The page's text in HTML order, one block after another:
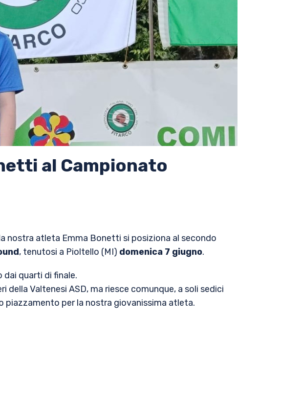
al Campionato
nostra atleta Emma Bonetti si posiziona al secondo
, tenutosi a Pioltello (MI) domenica 7 giugno.
dai quarti di finale.
Valtenesi ASD, ma riesce comunque, a soli sedici
piazzamento per la nostra giovanissima atleta.